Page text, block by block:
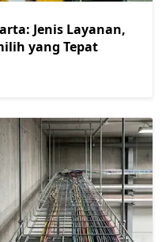
Jenis Layanan,
yang Tepat